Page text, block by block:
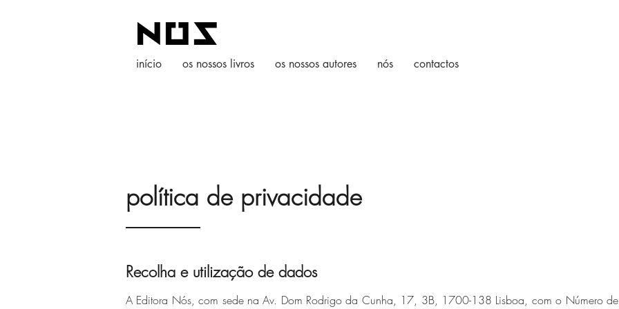
início os nossos livros os nossos autores nós contactos
política de privacidade
Recolha e utilização de dados
A Editora Nós, com sede na Av. Dom Rodrigo da Cunha, 17, 3B, 1700-138 Lisboa, com o Número de